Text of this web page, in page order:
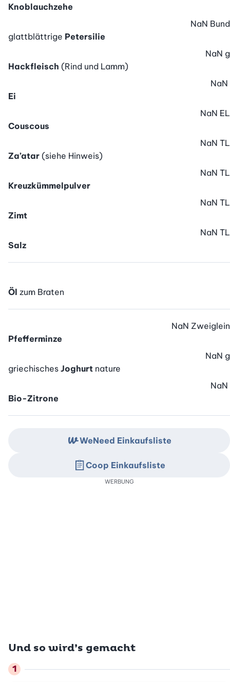
Knoblauchzehe
glattblättrige Petersilie
NaN Bund
Hackfleisch (Rind und Lamm)
NaN g
Ei
NaN
Couscous
NaN EL
Za’atar (siehe Hinweis)
NaN TL
Kreuzkümmelpulver
NaN TL
Zimt
NaN TL
Salz
NaN TL
Öl zum Braten
Pfefferminze
NaN Zweiglein
griechisches Joghurt nature
NaN g
Bio-Zitrone
NaN
Und so wird’s gemacht
WeNeed Einkaufsliste
Coop Einkaufsliste
WERBUNG